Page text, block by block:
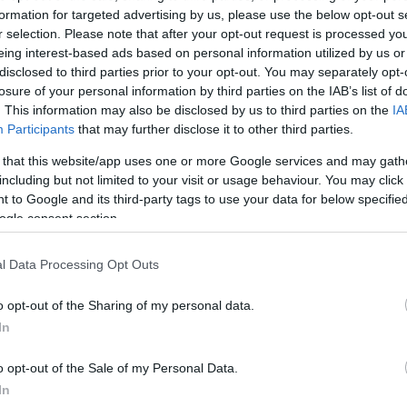
for targeted advertising by us, please use the below opt-out
selection. Please note that after your opt-out request is processed
interest-based ads based on personal information utilized by us
to third parties prior to your opt-out. You may separately
of your personal information by third parties on the IAB’s list of
This information may also be disclosed by us to third parties on the
Participants that may further disclose it to other third parties.
that this website/app uses one or more Google services and may
but not limited to your visit or usage behaviour. You may
to Google and its third-party tags to use your data for below
consent section.
Data Processing Opt Outs
opt-out of the Sharing of my personal data.
opt-out of the Sale of my Personal Data.
ασκείται στο όνομα του λαού, όχι στο όνομα
αλήθειας».
ΔΙΑΦΗΜΙΣΗ